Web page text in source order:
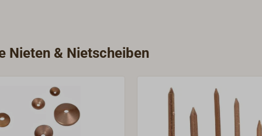
Nieten & Nietscheiben